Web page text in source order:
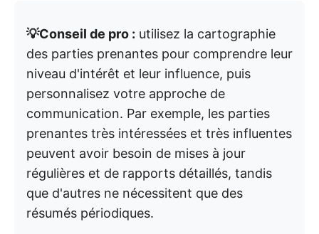
💡Conseil de pro : utilisez la cartographie
des parties prenantes pour comprendre leur
niveau d'intérêt et leur influence, puis
personnalisez votre approche de
communication. Par exemple, les parties
prenantes très intéressées et très influentes
peuvent avoir besoin de mises à jour
régulières et de rapports détaillés, tandis
que d'autres ne nécessitent que des
résumés périodiques.